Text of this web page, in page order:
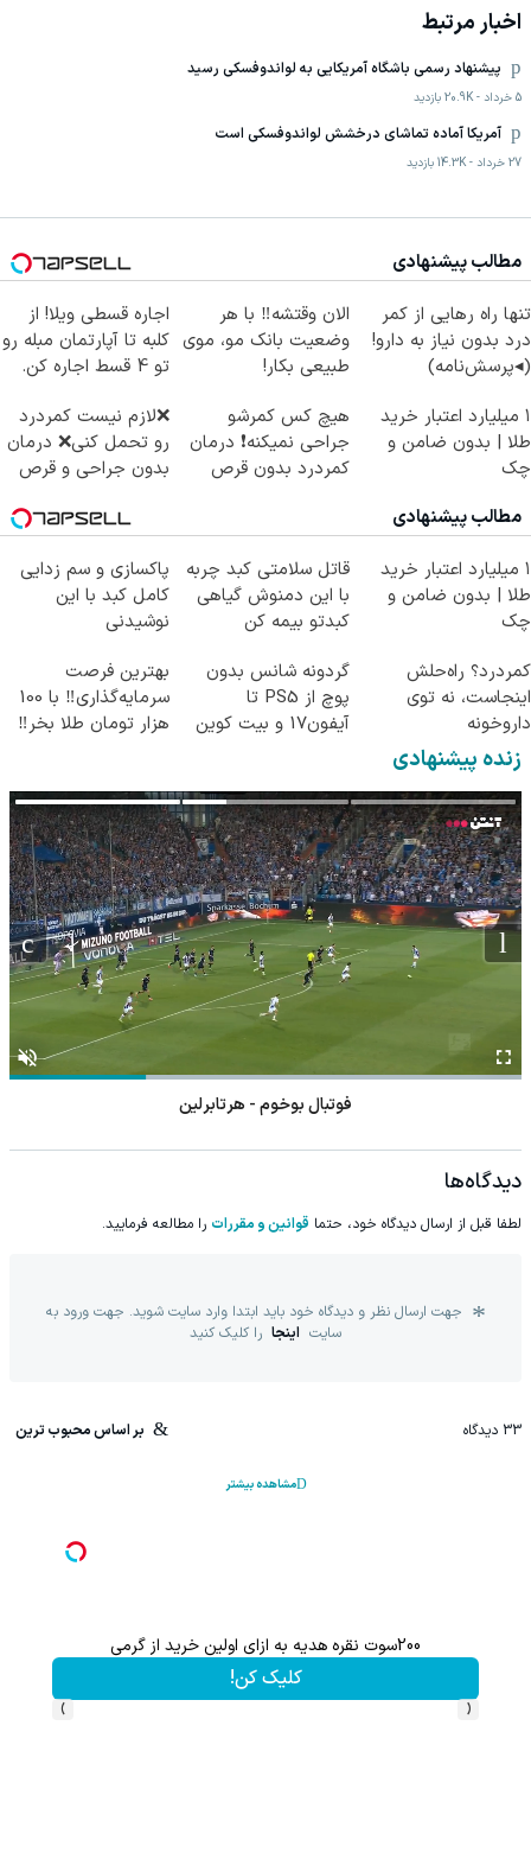
اخبار مرتبط
پیشنهاد رسمی باشگاه آمریکایی به لواندوفسکی رسید
5 خرداد -
20.9K بازدید
آمریکا آماده تماشای درخشش لواندوفسکی است
27 خرداد -
14.3K بازدید
مطالب پیشنهادی
تنها راه رهایی از کمر
درد بدون نیاز به دارو!
(◂پرسش‌نامه)
الان وقتشه‼️ با هر
وضعیت بانک مو، موی
طبیعی بکار!
اجاره‌ قسطی ویلا! از
کلبه تا آپارتمان مبله رو
تو 4 قسط اجاره کن.
۱ میلیارد اعتبار خرید
طلا | بدون ضامن و
چک
هیچ کس کمرشو
جراحی نمیکنه❗ درمان
کمردرد بدون قرص
❌لازم نیست کمردرد
رو تحمل کنی❌ درمان
بدون جراحی و قرص
مطالب پیشنهادی
۱ میلیارد اعتبار خرید
طلا | بدون ضامن و
چک
قاتل سلامتی کبد چربه
با این دمنوش گیاهی
کبدتو بیمه کن
پاکسازی و سم زدایی
کامل کبد با این
نوشیدنی
کمردرد؟ راه‌حلش
اینجاست، نه توی
داروخونه
گردونه شانس بدون
پوچ از PS5 تا
آیفون17 و بیت کوین
بهترین فرصت
سرمایه‌گذاری‼️ با 100
هزار تومان طلا بخر‼️
زنده پیشنهادی
فوتبال بوخوم - هرتابرلین
دیدگاه‌ها
لطفا قبل از ارسال دیدگاه خود، حتما قوانین و مقررات را مطالعه فرمایید.
جهت ارسال نظر و دیدگاه خود باید ابتدا وارد سایت شوید. جهت ورود به
سایت اینجا را کلیک کنید
33 دیدگاه بر اساس محبوب ترین
مشاهده بیشتر
‹
›